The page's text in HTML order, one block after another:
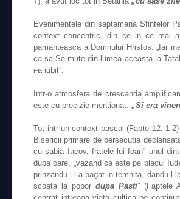
Evenimentele din saptamana Sfintelor
context concentric, din ce in ce mai
pamanteasca a Domnului Hristos: „Iar
ca sa Se mute din lumea aceasta la
i-a iubit”.
Intr-o atmosfera de crescanda
este cu precizie mentionat: „Si era
Tot intr-un context pascal (Fapte 12, 1-
Bisericii primare de persecutia
cu sabia Iacov, fratele lui Ioan” unul
dupa care, „vazand ca este pe placul
prinzandu-l l-a bagat in temnita, dandu-l
scoata la popor dupa Pasti” (Faptele